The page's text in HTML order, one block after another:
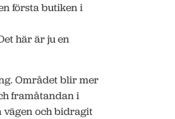
första butiken i
här är ju en
Området blir mer
framåtandan i
vägen och bidragit